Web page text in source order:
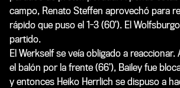
campo, Renato Steffen aprovechó para
rápido que puso el 1-3 (60’). El
partido.
El Werkself se veía obligado a reaccionar.
el balón por la frente (66’), Bailey fue
y entonces Heiko Herrlich se dispuso a